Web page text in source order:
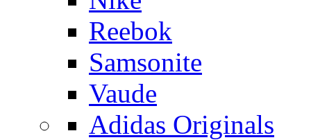
Reebok
Samsonite
Vaude
Adidas Originals